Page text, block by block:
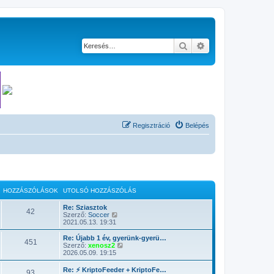
Keresés
Belépés
Regisztráció
HOZZÁSZÓLÁSOK UTOLSÓ HOZZÁSZÓLÁS
42
Re: Sziasztok
Szerző: Soccer
o
l
s
ó
z
2021.05.13. 19:31
451
Re: Újabb 1 év, gyerünk-gyerü…
Szerző: xenosz2
o
2026.05.09. 19:15
Re: ⚡ KriptoFeeder + KriptoFe…